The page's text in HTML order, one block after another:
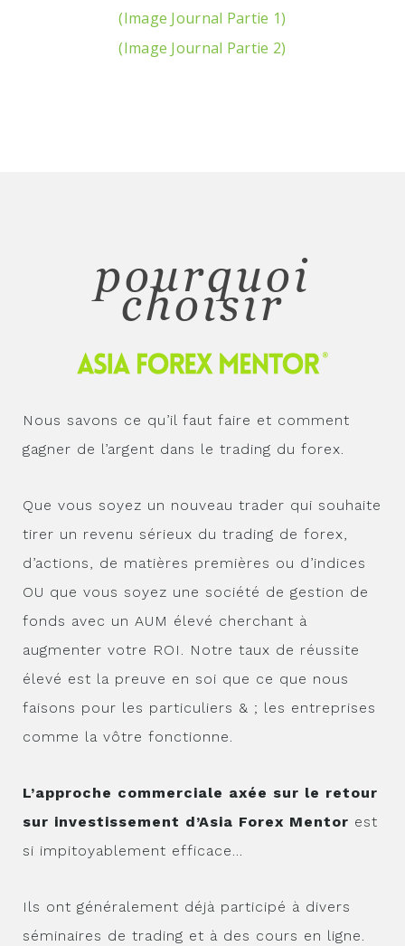
(Image Journal Partie 1)
(Image Journal Partie 2)
pourquoi
choisir
Nous savons ce qu’il faut faire et comment
gagner de l’argent dans le trading du forex.
Que vous soyez un nouveau trader qui souhaite
tirer un revenu sérieux du trading de forex,
d’actions, de matières premières ou d’indices
OU que vous soyez une société de gestion de
fonds avec un AUM élevé cherchant à
augmenter votre ROI. Notre taux de réussite
élevé est la preuve en soi que ce que nous
faisons pour les particuliers & ; les entreprises
comme la vôtre fonctionne.
L’approche commerciale axée sur le retour
sur investissement d’Asia Forex Mentor est
si impitoyablement efficace…
Ils ont généralement déjà participé à divers
séminaires de trading et à des cours en ligne.